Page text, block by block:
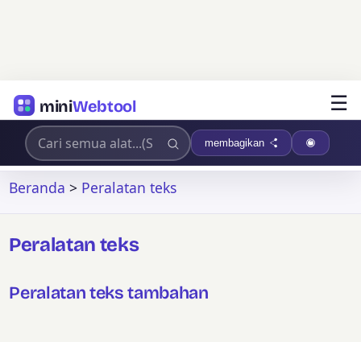
miniWebtool ☰
membagikan
Beranda > Peralatan teks
Peralatan teks
Peralatan teks tambahan